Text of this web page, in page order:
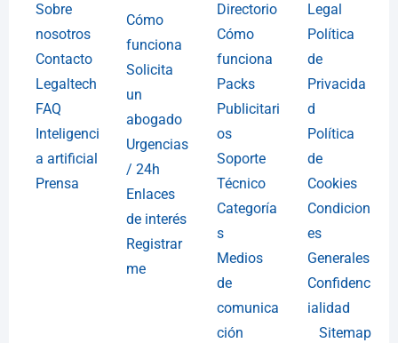
Sobre
nosotros
Contacto
Legaltech
FAQ
Inteligenci
a artificial
Prensa
Cómo
funciona
Solicita
un
abogado
Urgencias
/ 24h
Enlaces
de interés
Registrar
me
Directorio
Cómo
funciona
Packs
Publicitari
os
Soporte
Técnico
Categoría
s
Medios
de
comunica
ción
Legal
Política
de
Privacida
d
Política
de
Cookies
Condicion
es
Generales
Confidenc
ialidad
Sitemap